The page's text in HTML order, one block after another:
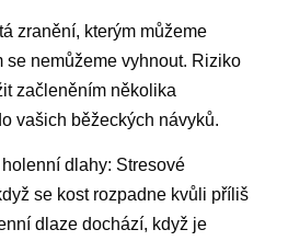
zranění, kterým můžeme
se nemůžeme vyhnout. Riziko
začleněním několika
vašich běžeckých návyků.
dlahy: Stresové
se kost rozpadne kvůli příliš
dlaze dochází, když je